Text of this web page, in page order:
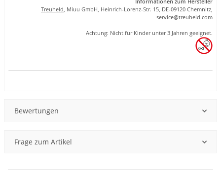
Treuheld, Miuu GmbH, Heinrich-Lorenz-Str. 15, DE-09120 Chemnitz,
service@treuheld.com
Achtung: Nicht für Kinder unter 3 Jahren geeignet.
Bewertungen
Frage zum Artikel